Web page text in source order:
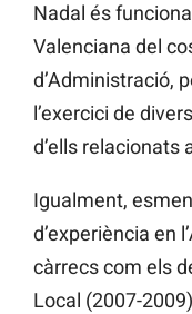
Nadal és
Valenciana del
d’Administració,
l’exercici de
d’ells relacionats
Igualment,
d’experiència en
càrrecs com els
Local (2007-